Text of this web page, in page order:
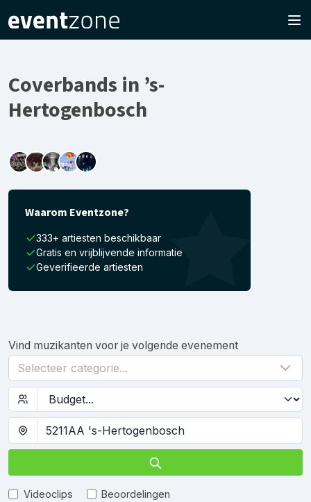
Coverbands in ’s-
Hertogenbosch
Waarom Eventzone?
333+ artiesten beschikbaar
Gratis en vrijblijvende informatie
Geverifieerde artiesten
Vind muzikanten voor je volgende evenement
Selecteer categorie...
Videoclips Beoordelingen